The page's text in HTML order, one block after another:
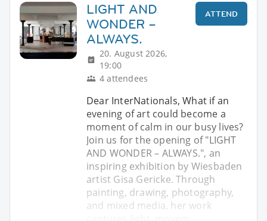
LIGHT AND
WONDER –
ALWAYS.
20. August 2026,
19:00
4 attendees
ATTEND
Dear InterNationals, What if an
evening of art could become a
moment of calm in our busy lives?
Join us for the opening of "LIGHT
AND WONDER – ALWAYS.", an
inspiring exhibition by Wiesbaden
artist Gisa Gericke. Through
painting, drawing, photography,
and mixed media, her work